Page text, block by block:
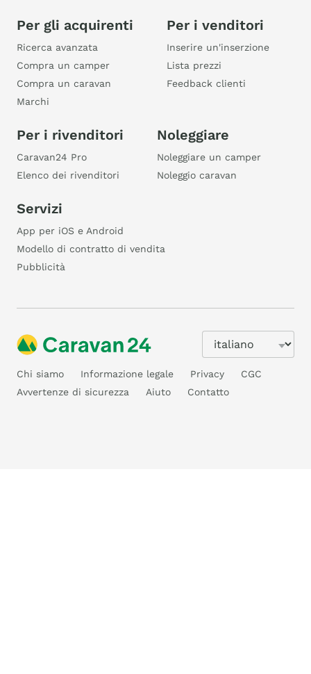
Per gli acquirenti
Ricerca avanzata
Compra un camper
Compra un caravan
Marchi
Per i venditori
Inserire un'inserzione
Lista prezzi
Feedback clienti
Per i rivenditori
Caravan24 Pro
Elenco dei rivenditori
Noleggiare
Noleggiare un camper
Noleggio caravan
Servizi
App per iOS e Android
Modello di contratto di vendita
Pubblicità
Chi siamo Informazione legale Privacy
CGC
Avvertenze di sicurezza
Aiuto Contatto